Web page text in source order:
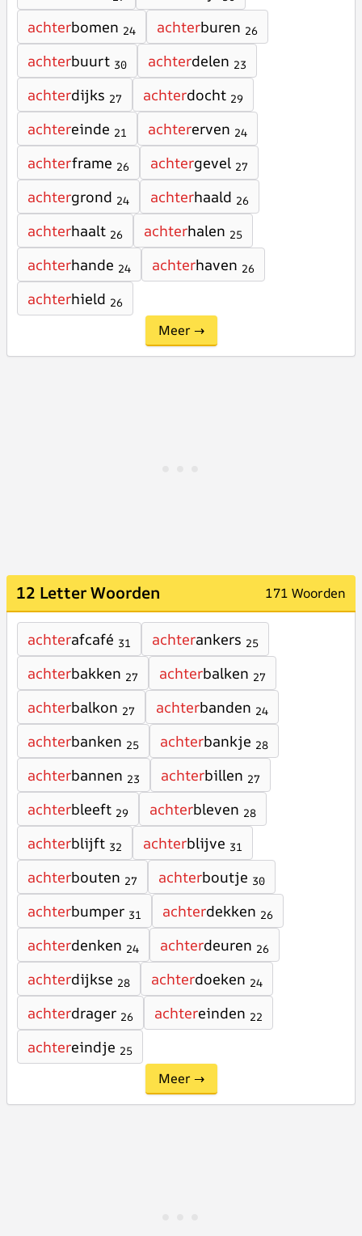
achterbomen 24 achterburen 26
achterbuurt 30 achterdelen 23
achterdijks 27 achterdocht 29
achtereinde 21 achtererven 24
achterframe 26 achtergevel 27
achtergrond 24 achterhaald 26
achterhaalt 26 achterhalen 25
achterhande 24 achterhaven 26
achterhield 26
Meer →
12 Letter Woorden 171 Woorden
achterafcafé 31 achterankers 25
achterbakken 27 achterbalken 27
achterbalkon 27 achterbanden 24
achterbanken 25 achterbankje 28
achterbannen 23 achterbillen 27
achterbleeft 29 achterbleven 28
achterblijft 32 achterblijve 31
achterbouten 27 achterboutje 30
achterbumper 31 achterdekken 26
achterdenken 24 achterdeuren 26
achterdijkse 28 achterdoeken 24
achterdrager 26 achtereinden 22
achtereindje 25
Meer →